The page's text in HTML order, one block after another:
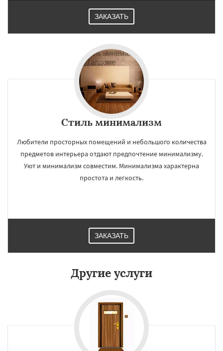
ЗАКАЗАТЬ
Стиль минимализм
Любители просторных помещений и небольшого количества
предметов интерьера отдают предпочтение минимализму.
Уют и минимализм совместим. Минимализма характерна
простота и легкость.
ЗАКАЗАТЬ
Другие услуги